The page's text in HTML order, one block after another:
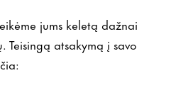
jums keletą dažnai
Teisingą atsakymą į savo